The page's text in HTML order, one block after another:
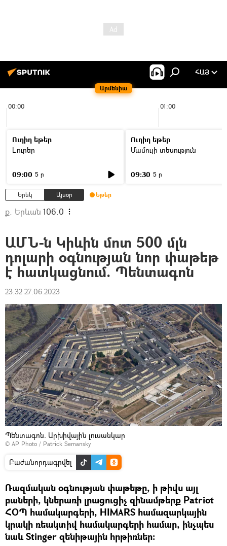
Արմենիա
ՀԱՅ
00:00 01:00
Ուղիղ եթեր
Լուրեր
09:00 5 ր
Ուղիղ եթեր
Մամուլի տեսություն
09:30 5 ր
Երեկ Այսօր Եթեր
ք. Երևան 106.0
ԱՄՆ-ն Կիևին մոտ 500 մլն
դոլարի օգնության նոր փաթեթ
է հատկացնում. Պենտագոն
23:32 27.06.2023
Պենտագոն. Արխիվային լուսանկար
© AP Photo / Patrick Semansky
Բաժանորդագրվել
Ռազմական օգնության փաթեթը, ի թիվս այլ
բաների, կներառի լրացուցիչ զինամթերք Patriot
ՀՕՊ համակարգերի, HIMARS համազարկային
կրակի ռեակտիվ համակարգերի համար, ինչպես
նաև Stinger զենիթային հրթիռներ։